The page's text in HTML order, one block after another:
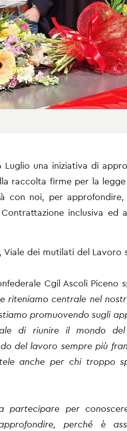
una iniziativa di
raccolta firme per la
con noi, per approfondire,
inclusiva ed
Viale dei mutilati del Lavoro
Cgil Ascoli Piceno
riteniamo centrale nel
promuovendo sugli
di riunire il mondo
del lavoro sempre più
anche per chi troppo
partecipare per
perché è